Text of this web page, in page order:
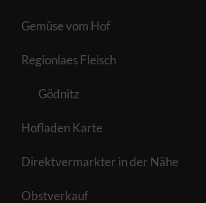
Gemüse vom Hof
Regionlaes Fleisch
Gödnitz
Hofladen Karte
Direktvermarkter in der Nähe
Obstverkauf